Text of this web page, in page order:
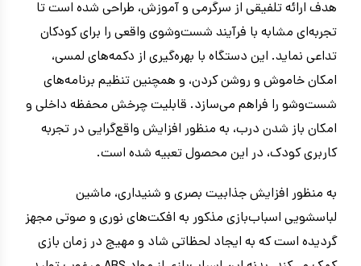
هدف ارائه تلفیقی از سرگرمی و آموزش، طراحی شده است تا
تجربه‌ای مشابه با فرآیند شست‌وشوی واقعی را برای کودکان
تداعی نماید. این دستگاه با بهره‌گیری از دکمه‌های لمسی،
امکان خاموش و روشن کردن، و همچنین تنظیم برنامه‌های
شست‌وشو را فراهم می‌سازد. قابلیت چرخش محفظه داخلی و
امکان باز شدن درب، به منظور افزایش واقع‌گرایی در تجربه
کاربری کودک، در این محصول تعبیه شده است.
به منظور افزایش جذابیت بصری و شنیداری، ماشین
لباسشویی اسباب‌بازی مذکور به افکت‌های نوری و صوتی مجهز
گردیده است که به ایجاد لحظاتی شاد و مهیج در زمان بازی